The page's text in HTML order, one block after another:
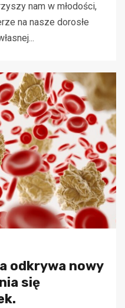
nam w młodości,
na nasze dorosłe
odkrywa nowy
się